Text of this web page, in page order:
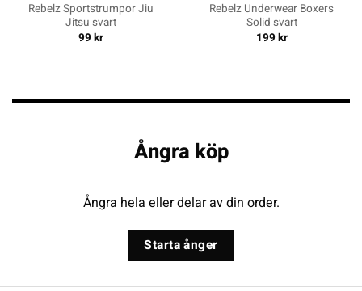
Rebelz Sportstrumpor Jiu
Jitsu svart
99kr
Rebelz Underwear Boxers
Solid svart
199kr
Ångra köp
Ångra hela eller delar av din order.
Starta ånger